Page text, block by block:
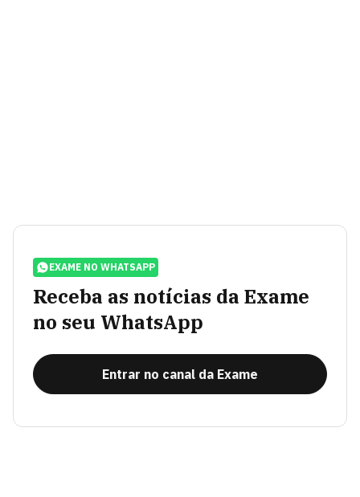
EXAME NO WHATSAPP
Receba as notícias da Exame
no seu WhatsApp
Entrar no canal da Exame